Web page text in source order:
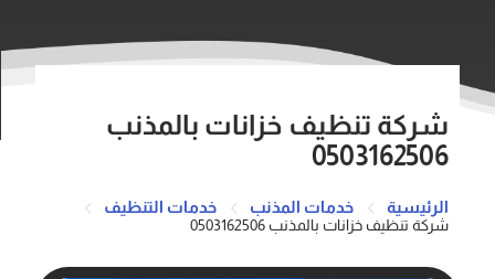
‎شركة تنظيف خزانات بالمذنب
0503162506
الرئيسية خدمات المذنب خدمات التنظيف
‎شركة تنظيف خزانات بالمذنب 0503162506